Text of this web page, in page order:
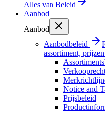
Alles van Beleid
Aanbod
Aanbod
Aanbodbeleid
assortiment,
Notice and
Prijsbeleid